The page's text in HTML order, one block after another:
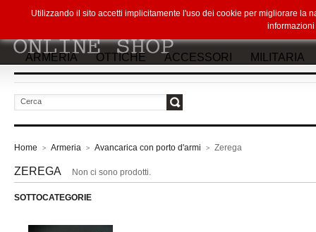
ARMERIA OTTICHE ACCESSORI MILITARIA
Home > Armeria > Avancarica con porto d'armi > Zerega
ZEREGA Non ci sono prodotti.
SOTTOCATEGORIE
Utilizzando il sito accetti implicitamente l'uso dei cookie per migliorare la
informazioni